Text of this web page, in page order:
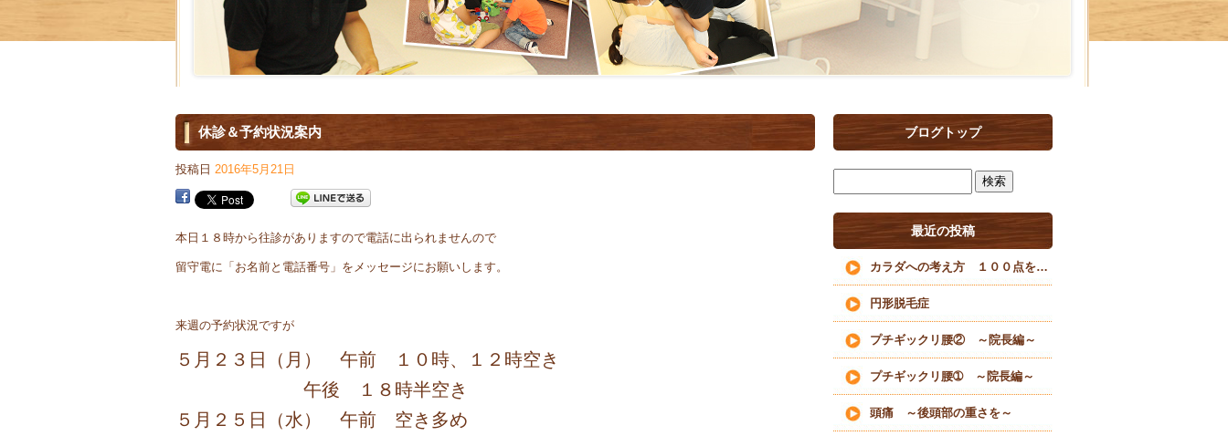
休診＆予約状況案内
投稿日 2016年5月21日
本日１８時から往診がありますので電話に出られませんので
留守電に「お名前と電話番号」をメッセージにお願いします。
来週の予約状況ですが
５月２３日（月） 午前 １０時、１２時空き
午後 １８時半空き
５月２５日（水） 午前 空き多め
ブログトップ
最近の投稿
カラダへの考え方 １００点を目指すな
円形脱毛症
プチギックリ腰② ～院長編～
プチギックリ腰➀ ～院長編～
頭痛 ～後頭部の重さを～